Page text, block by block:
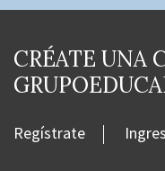
CRÉATE UNA
Regístrate